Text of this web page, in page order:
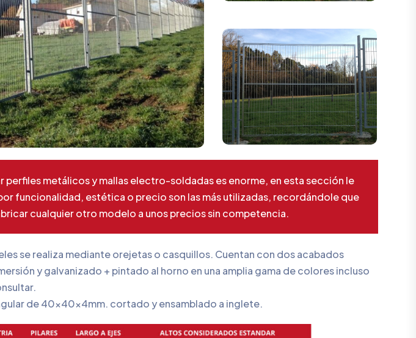
perfiles metálicos y mallas electro-soldadas es enorme, en esta sección le
funcionalidad, estética o precio son las más utilizadas, recordándole que
cualquier otro modelo a unos precios sin competencia.
se realiza mediante orejetas o casquillos. Cuentan con dos acabados
y galvanizado + pintado al horno en una amplia gama de colores incluso
de 40x40x4mm. cortado y ensamblado a inglete.